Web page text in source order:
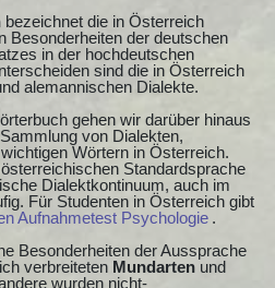
bezeichnet die in Österreich
Besonderheiten der deutschen
in der hochdeutschen
sind die in Österreich
alemannischen Dialekte.
gehen wir darüber hinaus
von Dialekten,
Wörtern in Österreich.
Standardsprache
Dialektkontinuum, auch im
Für Studenten in Österreich gibt
Aufnahmetest Psychologie .
Besonderheiten der Aussprache
verbreiteten Mundarten und
wurden nicht-